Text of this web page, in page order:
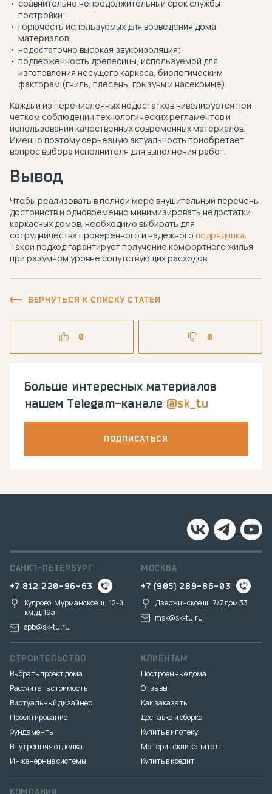
сравнительно непродолжительный срок службы
постройки;
горючесть используемых для возведения дома
материалов;
недостаточно высокая звукоизоляция;
подверженность древесины, используемой для
изготовления несущего каркаса, биологическим
факторам (гниль, плесень, грызуны и насекомые).
Каждый из перечисленных недостатков нивелируется при
четком соблюдении технологических регламентов и
использовании качественных современных материалов.
Именно поэтому серьезную актуальность приобретает
вопрос выбора исполнителя для выполнения работ.
Вывод
Чтобы реализовать в полной мере внушительный перечень
достоинств и одновременно минимизировать недостатки
каркасных домов, необходимо выбирать для
сотрудничества проверенного и надежного подрядчика.
Такой подход гарантирует получение комфортного жилья
при разумном уровне сопутствующих расходов.
ВЕРНУТЬСЯ К СПИСКУ СТАТЕЙ
0 0
Больше интересных материалов
нашем Telegam-канале @sk_tu
ПОДПИСАТЬСЯ
САНКТ-ПЕТЕРБУРГ
+7 812 220-96-63
Кудрово, Мурманское ш., 12-й
км, д. 19a
spb@sk-tu.ru
МОСКВА
+7 (905) 289-86-03
Дзержинское ш., 7/7 дом 33
msk@sk-tu.ru
СТРОИТЕЛЬСТВО
Выбрать проект дома
Рассчитать стоимость
Виртуальный дизайнер
Проектирование
Фундаменты
Внутренняя отделка
Инженерные системы
КЛИЕНТАМ
Построенные дома
Отзывы
Как заказать
Доставка и сборка
Купить в ипотеку
Материнский капитал
Купить в кредит
КОМПАНИЯ